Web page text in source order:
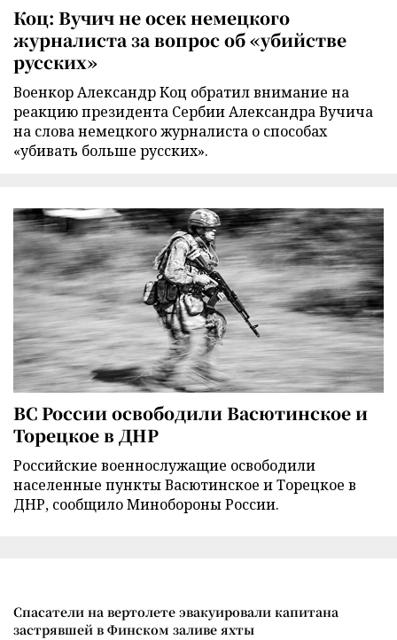
Коц: Вучич не осек немецкого
журналиста за вопрос об «убийстве
русских»
Военкор Александр Коц обратил внимание на
реакцию президента Сербии Александра Вучича
на слова немецкого журналиста о способах
«убивать больше русских».
ВС России освободили Васютинское и
Торецкое в ДНР
Российские военнослужащие освободили
населенные пункты Васютинское и Торецкое в
ДНР, сообщило Минобороны России.
Спасатели на вертолете эвакуировали капитана
застрявшей в Финском заливе яхты